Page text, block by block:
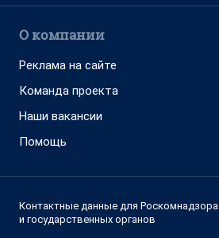
О компании
Реклама на сайте
Команда проекта
Наши вакансии
Помощь
Контактные данные для Роскомнадзора
и государственных органов